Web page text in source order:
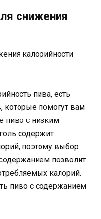
снижения
пива, есть
которые помогут вам
пиво с низким
содержит
поэтому выбор
позволит
калорий.
пиво с содержанием